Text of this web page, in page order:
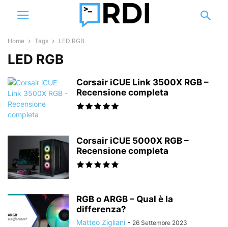
Home Tags LED RGB
LED RGB
Corsair iCUE Link 3500X RGB –
Recensione completa
Corsair iCUE 5000X RGB –
Recensione completa
RGB o ARGB – Qual è la
differenza?
Matteo Zigliani - 26 Settembre 2023